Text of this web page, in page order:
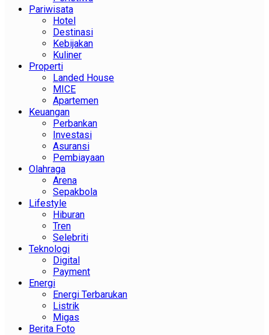
Pariwisata
Hotel
Destinasi
Kebijakan
Kuliner
Properti
Landed House
MICE
Apartemen
Keuangan
Perbankan
Investasi
Asuransi
Pembiayaan
Olahraga
Arena
Sepakbola
Lifestyle
Hiburan
Tren
Selebriti
Teknologi
Digital
Payment
Energi
Energi Terbarukan
Listrik
Migas
Berita Foto